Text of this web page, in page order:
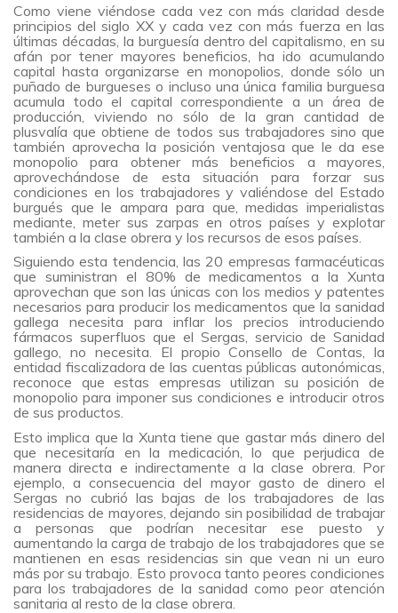
Como viene viéndose cada vez con más claridad desde
principios del siglo XX y cada vez con más fuerza en las
últimas décadas, la burguesía dentro del capitalismo, en su
afán por tener mayores beneficios, ha ido acumulando
capital hasta organizarse en monopolios, donde sólo un
puñado de burgueses o incluso una única familia burguesa
acumula todo el capital correspondiente a un área de
producción, viviendo no sólo de la gran cantidad de
plusvalía que obtiene de todos sus trabajadores sino que
también aprovecha la posición ventajosa que le da ese
monopolio para obtener más beneficios a mayores,
aprovechándose de esta situación para forzar sus
condiciones en los trabajadores y valiéndose del Estado
burgués que le ampara para que, medidas imperialistas
mediante, meter sus zarpas en otros países y explotar
también a la clase obrera y los recursos de esos países.
Siguiendo esta tendencia, las 20 empresas farmacéuticas
que suministran el 80% de medicamentos a la Xunta
aprovechan que son las únicas con los medios y patentes
necesarios para producir los medicamentos que la sanidad
gallega necesita para inflar los precios introduciendo
fármacos superfluos que el Sergas, servicio de Sanidad
gallego, no necesita. El propio Consello de Contas, la
entidad fiscalizadora de las cuentas públicas autonómicas,
reconoce que estas empresas utilizan su posición de
monopolio para imponer sus condiciones e introducir otros
de sus productos.
Esto implica que la Xunta tiene que gastar más dinero del
que necesitaría en la medicación, lo que perjudica de
manera directa e indirectamente a la clase obrera. Por
ejemplo, a consecuencia del mayor gasto de dinero el
Sergas no cubrió las bajas de los trabajadores de las
residencias de mayores, dejando sin posibilidad de trabajar
a personas que podrían necesitar ese puesto y
aumentando la carga de trabajo de los trabajadores que se
mantienen en esas residencias sin que vean ni un euro
más por su trabajo. Esto provoca tanto peores condiciones
para los trabajadores de la sanidad como peor atención
sanitaria al resto de la clase obrera.